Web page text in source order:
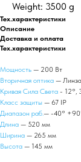
Weight: 3500 g
Тех.характеристики
Описание
Доставка и оплата
Тех.характеристики
Мощность — 200 Вт
Вторичная оптика —
Кривая Сила Света - 12°,
Класс защиты — 67 IP
Диапазон раб.— -40°
Длина — 520 мм
Ширина — 265 мм
Высота — 145 мм